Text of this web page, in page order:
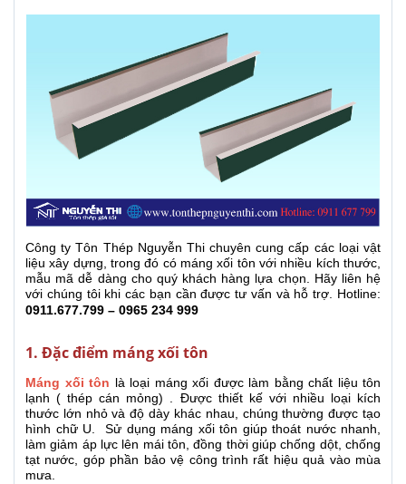
Công ty Tôn Thép Nguyễn Thi chuyên cung cấp các loại vật
liệu xây dựng, trong đó có máng xối tôn với nhiều kích thước,
mẫu mã dễ dàng cho quý khách hàng lựa chọn. Hãy liên hệ
với chúng tôi khi các bạn cần được tư vấn và hỗ trợ. Hotline:
0911.677.799 – 0965 234 999
1. Đặc điểm máng xối tôn
Máng xối tôn là loại máng xối được làm bằng chất liệu tôn
lạnh ( thép cán mỏng) . Được thiết kế với nhiều loại kích
thước lớn nhỏ và độ dày khác nhau, chúng thường được tạo
hình chữ U. Sử dụng máng xối tôn giúp thoát nước nhanh,
làm giảm áp lực lên mái tôn, đồng thời giúp chống dột, chống
tạt nước, góp phần bảo vệ công trình rất hiệu quả vào mùa
mưa.